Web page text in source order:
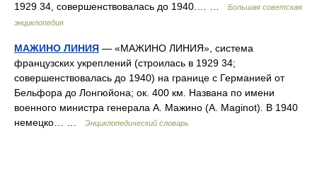
1929 34, совершенствовалась до 1940.… …
Большая советская
энциклопедия
МАЖИНО ЛИНИЯ — «МАЖИНО ЛИНИЯ», система
французских укреплений (строилась в 1929 34;
совершенствовалась до 1940) на границе с Германией от
Бельфора до Лонгюйона; ок. 400 км. Названа по имени
военного министра генерала А. Мажино (A. Maginot). В 1940
немецко… …
Энциклопедический словарь